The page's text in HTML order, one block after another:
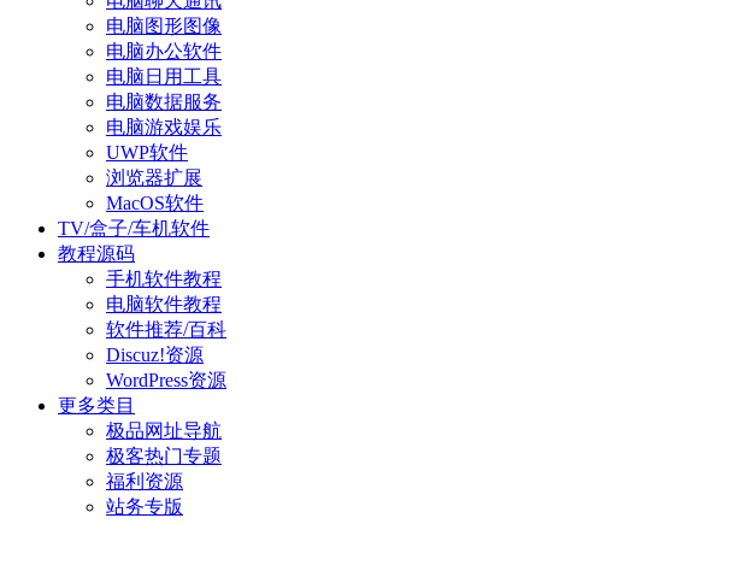
电脑图形图像
电脑办公软件
电脑日用工具
电脑数据服务
电脑游戏娱乐
UWP软件
浏览器扩展
MacOS软件
TV/盒子/车机软件
教程源码
手机软件教程
电脑软件教程
软件推荐/百科
Discuz!资源
WordPress资源
更多类目
极品网址导航
极客热门专题
福利资源
站务专版